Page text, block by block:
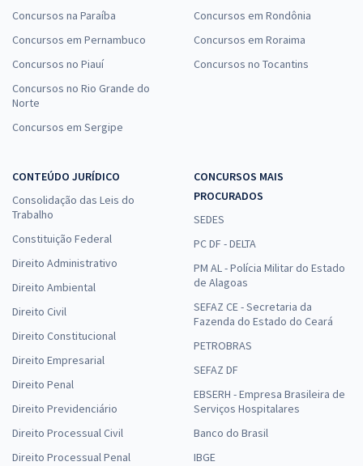
da Saúde (Assistente Social e Psicólogo Social) - Pós-edital
à vista
ou 12x de
Prefeitura de Santos - SP - Assistente Social (Pós-edital)
29,99
Economize R$ 89,98 (-20%)
Comprar
Concursos na Paraíba
Concursos em Pernambuco
Concursos no Piauí
Concursos no Rio Grande do
Norte
Concursos em Sergipe
Concursos em Rondônia
Concursos em Roraima
Concursos no Tocantins
CONTEÚDO JURÍDICO
Consolidação das Leis do
Trabalho
Constituição Federal
Direito Administrativo
Direito Ambiental
Direito Civil
Direito Constitucional
Direito Empresarial
Direito Penal
Direito Previdenciário
Direito Processual Civil
Direito Processual Penal
CONCURSOS MAIS
PROCURADOS
SEDES
PC DF - DELTA
PM AL - Polícia Militar do Estado
de Alagoas
SEFAZ CE - Secretaria da
Fazenda do Estado do Ceará
PETROBRAS
SEFAZ DF
EBSERH - Empresa Brasileira de
Serviços Hospitalares
Banco do Brasil
IBGE